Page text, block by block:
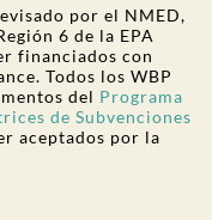
por el NMED,
6 de la EPA
financiados con
Todos los WBP
del Programa
de Subvenciones
aceptados por la